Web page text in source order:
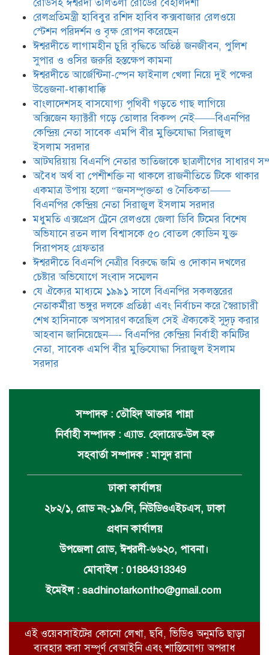
মধুমতি এক্সপ্রেস ট্রেনে রেলওয়ে জেলা
ডিবি টিমের বিশেষ অভিযানে রতন লাল
বিশ্বাসকে ৫০ বোতল কোডিন যুক্ত
সিরাপসহ গ্রেফতার
ঈশ্বরদীতে বিএনপি নেত্রীর বিরুদ্ধে জমি ও
দোকান দখলের চেষ্টার অভিযোগে সংবাদ
সম্মেলন
যে ঐক্যের মাধ্যমে ১৯৯১ সালে
বিএনপির সকলস্তরের নেতাকর্মীরা ভঙ্গুর
দলকে প্রতিষ্ঠা এবং নির্বাচন করে
স্বৈরাচারী শেখ হাসিনাকে অপসারণ
করেছিল সেই ঐক্যকেই সুদৃঢ় করার
আহবান জানিয়েছেন—- বিএনপির কেন্দ্রিয় নির্বাহী কমিটির নেতা,
সাবেক এমপি বীর মুক্তিযোদ্ধা সিরাজুল ইসলাম সরদার
রোডসহ ঈশ্বরদী তালতলা রোডের বেহালদশা
রেলপ্রতিমন্ত্রী হাবিবুর রশিদ হাবিব কক্সবাজার রেলওয়ে
স্টেশন পরিদর্শন ও বৃক্ষ রোপন করেছেন
ঈশ্বরদীতে লাগামহীন চুরি বৃদ্ধিতে অতিষ্ঠ জনজীবন, পুলিশ
সুপার ও ওসির জরুরি হস্তক্ষেপ কামনা ​
ঈশ্বরদীতে আর্জেন্টিনা-স্পেন ফাইনাল খেলা নিয়ে দুই পক্ষের
উত্তেজনা-ধাক্কাধাক্কি
বাংলাদেশসহ বাসযোগ্য পৃথিবী গড়তে গাছ লাগিয়ে
অক্সিজেন ফ্যাক্টরী গড়ে তোলার বিকল্প নেই——বিএনপির
কেন্দ্রিয় নেতা সাবেক এমপি বীর মুক্তিযোদ্ধা সিরাজুল
ইসলাম সরদার
আটঘরিয়ায় বিএনপি নেতার ভাতিজাকে ছাত্রলীগের সাধারণ
​​অবৈধ অর্থ বা পেশীশক্তি না থাকলে রাজনীতিতে টিকে থাকার
একমাত্র উপায় হলো “জনসম্পৃক্ততা ও নৈতিকতা——
বিএনপির কেন্দ্রিয় নেতা সিরাজুল ইসলাম সরদার
মধুমতি এক্সপ্রেস ট্রেনে রেলওয়ে জেলা ডিবি টিমের বিশেষ
অভিযানে রতন লাল বিশ্বাসকে ৫০ বোতল কোডিন যুক্ত
সিরাপসহ গ্রেফতার
ঈশ্বরদীতে বিএনপি নেত্রীর বিরুদ্ধে জমি ও দোকান দখলের
চেষ্টার অভিযোগে সংবাদ সম্মেলন
যে ঐক্যের মাধ্যমে ১৯৯১ সালে বিএনপির সকলস্তরের
নেতাকর্মীরা ভঙ্গুর দলকে প্রতিষ্ঠা এবং নির্বাচন করে স্বৈরাচারী
শেখ হাসিনাকে অপসারণ করেছিল সেই ঐক্যকেই সুদৃঢ় করার
আহবান জানিয়েছেন—- বিএনপির কেন্দ্রিয় নির্বাহী কমিটির
নেতা, সাবেক এমপি বীর মুক্তিযোদ্ধা সিরাজুল ইসলাম
সরদার
সম্পাদক : তৌহিদ আক্তার পান্না
নির্বাহী সম্পাদক : এ্যাড. হেদায়েত-উল হক
সহবার্তা সম্পাদক : মাসুদ রানা
ঢাকা কার্যালয়
২৮২/১, রোড নং-১৯/সি, নিউডিওএইচএস, ঢাকা
প্রধান কার্যালয়
উপজেলা রোড, ঈশ্বরদী-৬৬২০, পাবনা।
মোবাইল : 01884313349
ইমেইল : sadhinotarkontho@gmail.com
এই ওয়েবসাইটের কোনো লেখা, ছবি, ভিডিও অনুমতি ছাড়া
ব্যবহার করা সম্পূর্ণ বেআইনি এবং শাস্তিযোগ্য অপরাধ